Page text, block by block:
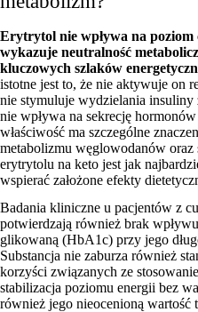
Erytrytol nie wpływa na
wykazuje neutralność
kluczowych szlaków
istotne jest to, że nie aktywuje on
nie stymuluje wydzielania insuliny
nie wpływa na sekrecję
właściwość ma szczególne
metabolizmu węglowodanów oraz
erytrytolu na keto jest jak
wspierać założone efekty
Badania kliniczne u pacjentów z
potwierdzają również brak
glikowaną (HbA1c) przy jego
Substancja nie zaburza również
korzyści związanych ze
stabilizacja poziomu energii bez
również jego nieocenioną wartość